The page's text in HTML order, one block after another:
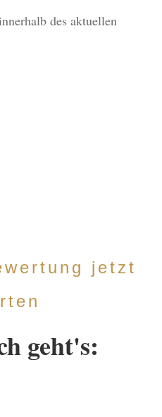
des aktuellen
jetzt
geht's: